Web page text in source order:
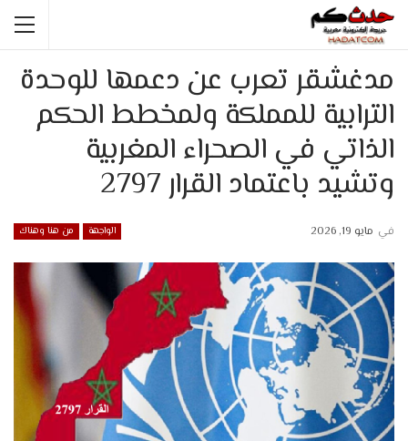
مدغشقر تعرب عن دعمها للوحدة
الترابية للمملكة ولمخطط الحكم
الذاتي في الصحراء المغربية
وتشيد باعتماد القرار 2797
الواجهة من هنا وهناك في مايو 19, 2026